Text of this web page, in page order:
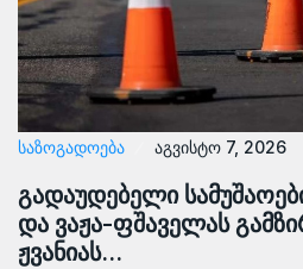
ᲡᲐᲖᲝᲒᲐᲓᲝᲔᲑᲐ აგვისტო 7, 2026
გადაუდებელი
და ვაჟა-ფშაველას
ჟვანიას…